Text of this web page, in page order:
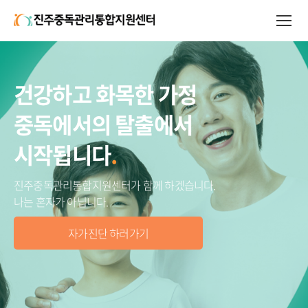
건강하고 화목한 가정
중독에서의 탈출에서
시작됩니다.
진주중독관리통합지원센터가 함께 하겠습니다.
나는 혼자가 아닙니다.
자가진단 하러가기